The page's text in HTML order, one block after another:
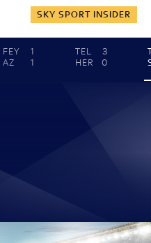
SKY SPORT INSIDER
FEY
1
AZ
1
TEL
3
HER
0